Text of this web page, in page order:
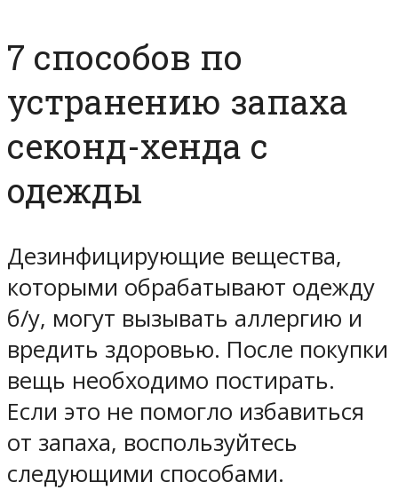
7 способов по
устранению запаха
секонд-хенда с
одежды
Дезинфицирующие вещества,
которыми обрабатывают одежду
б/у, могут вызывать аллергию и
вредить здоровью. После покупки
вещь необходимо постирать.
Если это не помогло избавиться
от запаха, воспользуйтесь
следующими способами. ​​